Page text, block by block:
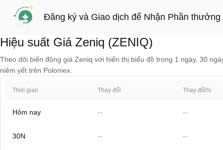
Đăng ký và Giao dịch để Nhận Phần thưởng
Hiệu suất Giá Zeniq (ZENIQ)
Theo dõi biến động giá Zeniq với hiển thị biểu đồ trong 1 ngày, 30
niêm yết trên Poloniex.
Thời gian Thay đổi Thay đổi%
Hôm nay -- --
30N -- --